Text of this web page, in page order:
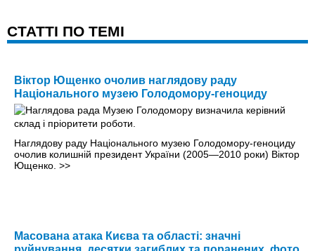
CТАТТІ ПО ТЕМІ
Віктор Ющенко очолив наглядову раду
Національного музею Голодомору-геноциду
Наглядову раду Національного музею Голодомору-геноциду
очолив колишній президент України (2005—2010 роки) Віктор
Ющенко. >>
Масована атака Києва та області: значні